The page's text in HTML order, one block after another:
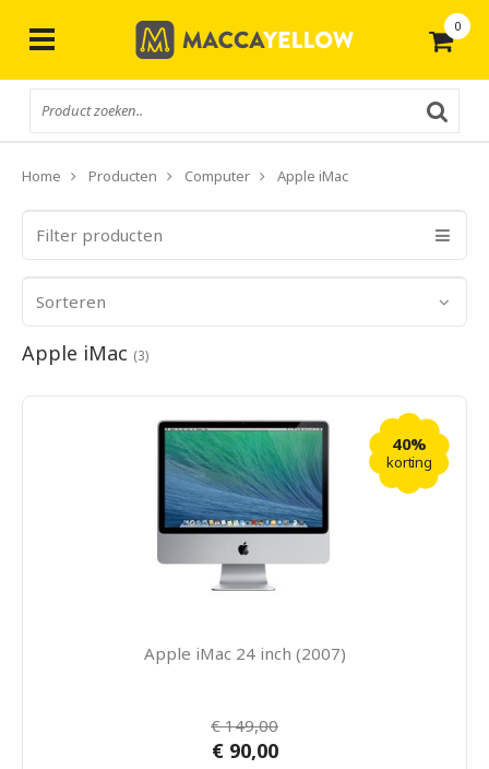
0
Home Producten Computer Apple iMac
Filter producten
Sorteren
Apple iMac (3)
40%
korting
Apple iMac 24 inch (2007)
€ 149,00
€ 90,00